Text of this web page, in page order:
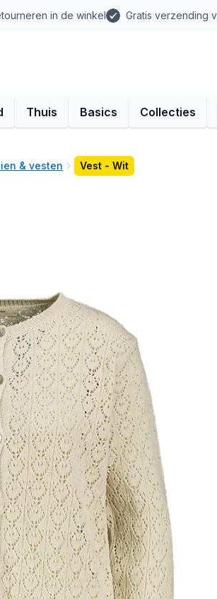
in de winkel Gratis verzending
Thuis Basics Collecties
& vesten Vest - Wit